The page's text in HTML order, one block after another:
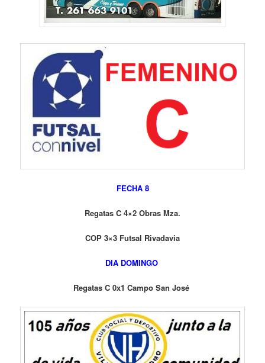
FECHA 8
Regatas C 4×2 Obras Mza.
COP 3×3 Futsal Rivadavia
DIA DOMINGO
Regatas C 0x1 Campo San José